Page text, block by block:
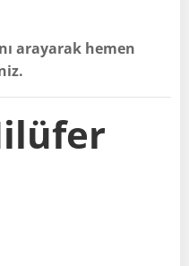
arayarak hemen